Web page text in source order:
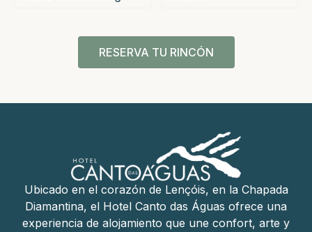
RESERVA TU RINCÓN
Ubicado en el corazón de Lençóis, en la Chapada
Diamantina, el Hotel Canto das Águas ofrece una
experiencia de alojamiento que une confort, arte y